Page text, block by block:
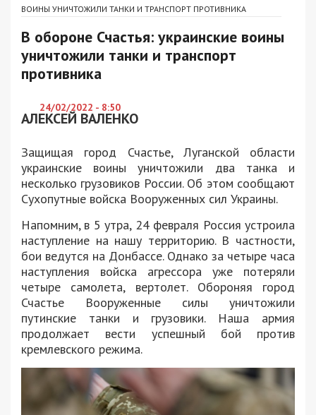
ВОИНЫ УНИЧТОЖИЛИ ТАНКИ И ТРАНСПОРТ ПРОТИВНИКА
В обороне Счастья: украинские воины
уничтожили танки и транспорт
противника
24/02/2022 - 8:50
АЛЕКСЕЙ ВАЛЕНКО
Защищая город Счастье, Луганской области
украинские воины уничтожили два танка и
несколько грузовиков России. Об этом сообщают
Сухопутные войска Вооруженных сил Украины.
Напомним, в 5 утра, 24 февраля Россия устроила
наступление на нашу территорию. В частности,
бои ведутся на Донбассе. Однако за четыре часа
наступления войска агрессора уже потеряли
четыре самолета, вертолет. Обороняя город
Счастье Вооруженные силы уничтожили
путинские танки и грузовики. Наша армия
продолжает вести успешный бой против
кремлевского режима.